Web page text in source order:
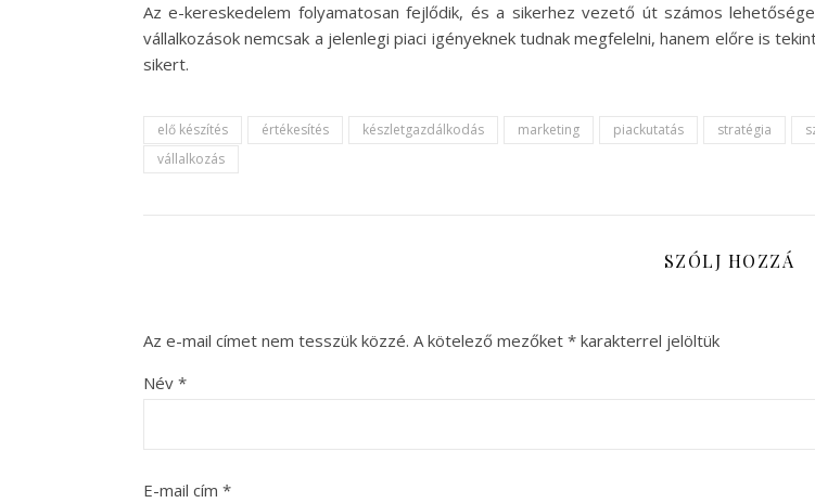
Az e-kereskedelem folyamatosan fejlődik, és a sikerhez vezető út számos
vállalkozások nemcsak a jelenlegi piaci igényeknek tudnak megfelelni, hanem előre is
sikert.
elő készítés értékesítés készletgazdálkodás marketing piackutatás stratégia
vállalkozás
SZÓLJ HOZZÁ
Az e-mail címet nem tesszük közzé. A kötelező mezőket * karakterrel jelöltük
Név *
E-mail cím *